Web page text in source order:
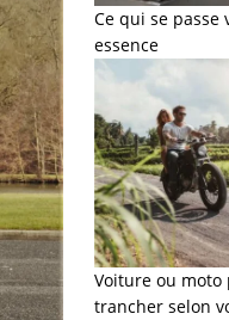
Ce qui se
essence
Voiture ou moto
trancher selon